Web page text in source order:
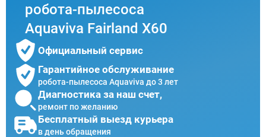
робота-пылесоса
Aquaviva Fairland X60
Официальный сервис
Гарантийное обслуживание
робота-пылесоса Aquaviva до 3 лет
Диагностика за наш счет,
ремонт по желанию
Бесплатный выезд курьера
в день обращения